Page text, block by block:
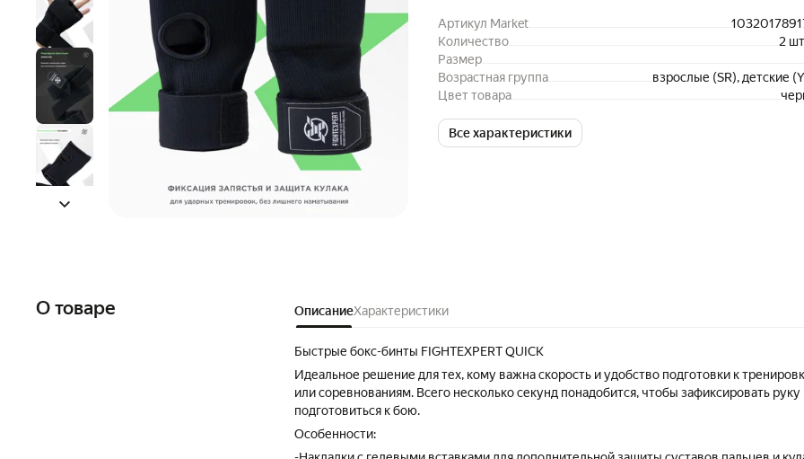
Артикул Market
Количество
2
Размер
Возрастная группа
взрослые (SR), детские
Цвет товара
Все характеристики
О товаре ОписаниеХарактеристики
Быстрые бокс-бинты FIGHTEXPERT QUICK
Идеальное решение для тех, кому важна скорость и удобство подготовки к
или соревнованиям. Всего несколько секунд понадобится, чтобы зафиксировать руку
подготовиться к бою.
Особенности: